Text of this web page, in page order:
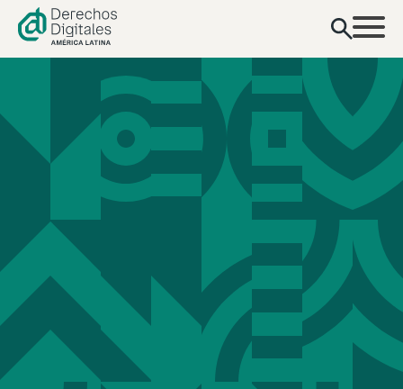
contenido